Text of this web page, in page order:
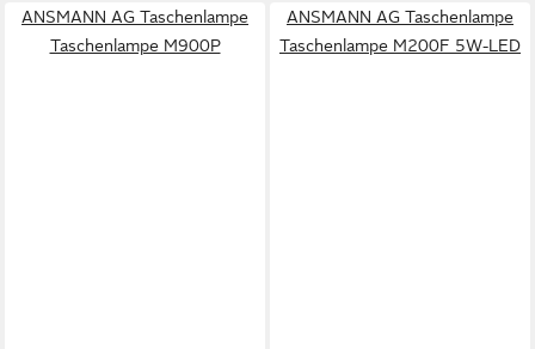
ANSMANN AG Taschenlampe
Taschenlampe M900P
ANSMANN AG Taschenlampe
Taschenlampe M200F 5W-LED